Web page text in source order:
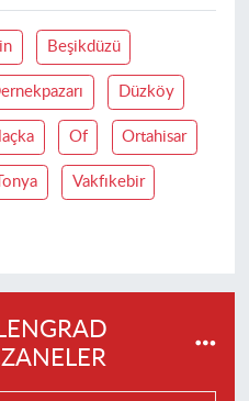
Beşikdüzü
Düzköy
Of Ortahisar
Tonya Vakfıkebir